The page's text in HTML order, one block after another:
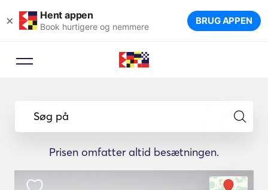
× Hent appen
Book hurtigere og nemmere BRUG APPEN
Søg på
Prisen omfatter altid besætningen.